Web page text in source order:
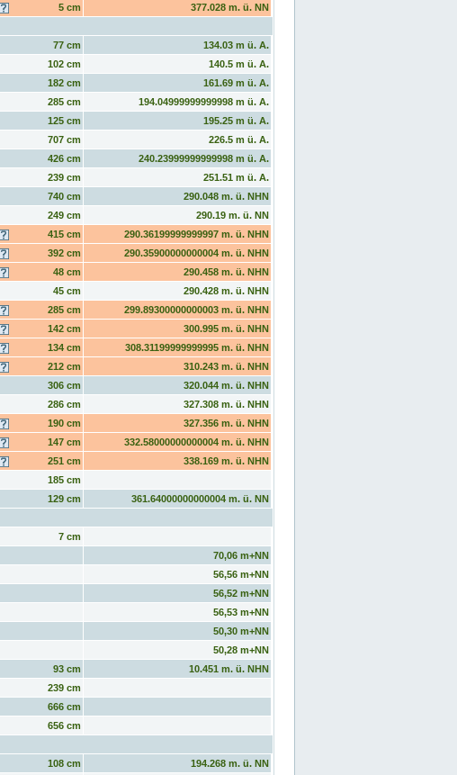
5 cm
377.028 m. ü. NN
77 cm
134.03 m ü. A.
102 cm
140.5 m ü. A.
182 cm
161.69 m ü. A.
285 cm
194.04999999999998 m ü. A.
125 cm
195.25 m ü. A.
707 cm
226.5 m ü. A.
426 cm
240.23999999999998 m ü. A.
239 cm
251.51 m ü. A.
740 cm
290.048 m. ü. NHN
249 cm
290.19 m. ü. NN
415 cm
290.36199999999997 m. ü. NHN
392 cm
290.35900000000004 m. ü. NHN
48 cm
290.458 m. ü. NHN
45 cm
290.428 m. ü. NHN
285 cm
299.89300000000003 m. ü. NHN
142 cm
300.995 m. ü. NHN
134 cm
308.31199999999995 m. ü. NHN
212 cm
310.243 m. ü. NHN
306 cm
320.044 m. ü. NHN
286 cm
327.308 m. ü. NHN
190 cm
327.356 m. ü. NHN
147 cm
332.58000000000004 m. ü. NHN
251 cm
338.169 m. ü. NHN
185 cm
129 cm
361.64000000000004 m. ü. NN
7 cm
70,06 m+NN
56,56 m+NN
56,52 m+NN
56,53 m+NN
50,30 m+NN
50,28 m+NN
93 cm
10.451 m. ü. NHN
239 cm
666 cm
656 cm
108 cm
194.268 m. ü. NN